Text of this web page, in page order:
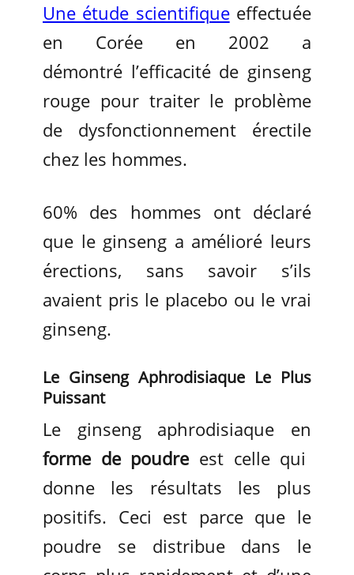
Une étude scientifiqueeffectuée
en Corée en 2002 a
démontré l’efficacité de ginseng
rouge pour traiter le problème
de dysfonctionnement érectile
chez les hommes.
60% des hommes ont déclaré
que le ginseng a amélioré leurs
érections, sans savoir s’ils
avaient pris le placebo ou le vrai
ginseng.
Le Ginseng Aphrodisiaque Le Plus
Puissant
Le ginseng aphrodisiaque en
forme de poudre est celle qui
donne les résultats les plus
positifs. Ceci est parce que le
poudre se distribue dans le